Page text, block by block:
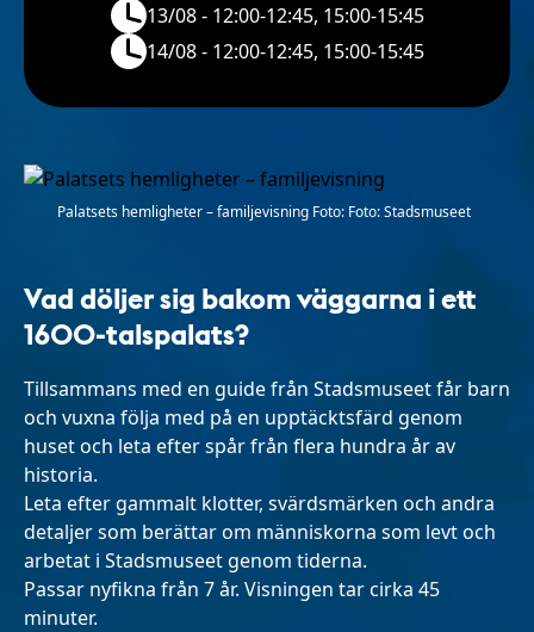
13/08 - 12:00-12:45, 15:00-15:45
14/08 - 12:00-12:45, 15:00-15:45
Palatsets hemligheter – familjevisning Foto: Foto: Stadsmuseet
Vad döljer sig bakom väggarna i ett
1600-talspalats?
Tillsammans med en guide från Stadsmuseet får barn
och vuxna följa med på en upptäcktsfärd genom
huset och leta efter spår från flera hundra år av
historia.
Leta efter gammalt klotter, svärdsmärken och andra
detaljer som berättar om människorna som levt och
arbetat i Stadsmuseet genom tiderna.
Passar nyfikna från 7 år. Visningen tar cirka 45
minuter.